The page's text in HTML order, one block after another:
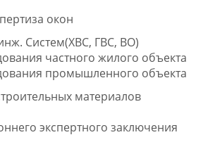
окон
Систем(ХВС, ГВС, ВО)
частного жилого объекта
промышленного объекта
материалов
экспертного заключения